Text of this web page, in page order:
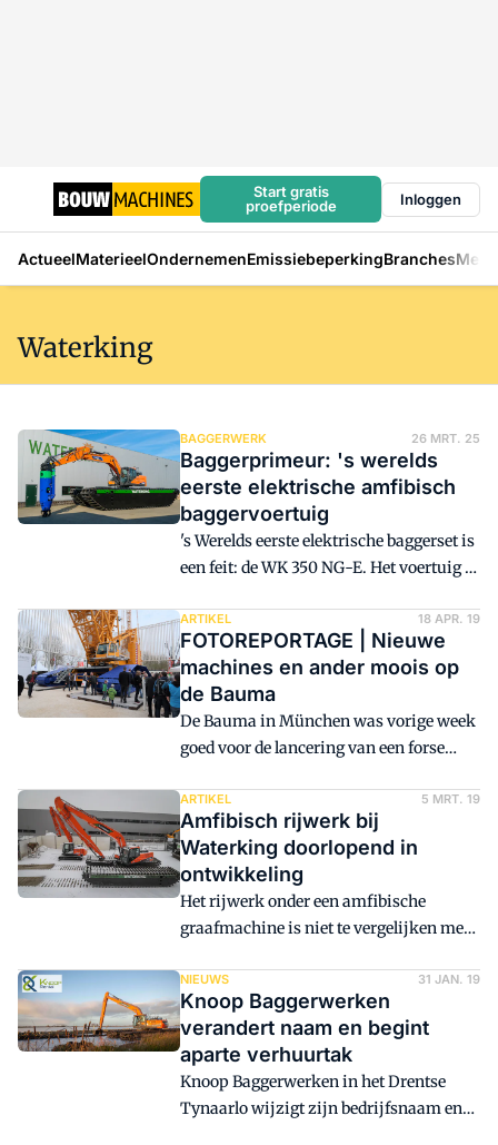
Start gratis
proefperiode
Inloggen
ActueelMaterieelOndernemenEmissiebeperkingBranches
Waterking
BAGGERWERK 26 MRT. 25
Baggerprimeur: 's werelds
eerste elektrische amfibisch
baggervoertuig
's Werelds eerste elektrische baggerset is
een feit: de WK 350 NG-E. Het voertuig is
Waterking.
ARTIKEL 18 APR. 19
FOTOREPORTAGE | Nieuwe
machines en ander moois op
de Bauma
De Bauma in München was vorige week
goed voor de lancering van een forse
er nog heel veel ander moois te zien.
Bekijk hieronder een fotoreportage om
een indruk te krijgen. Onder elke foto
staat steeds een toelichtende tekst.
ARTIKEL 5 MRT. 19
Amfibisch rijwerk bij
Waterking doorlopend in
ontwikkeling
Het rijwerk onder een amfibische
graafmachine is niet te vergelijken met
werken in het water in combinatie met
extreem breed loopwerk vereist
technisch gezien nogal wat. Extra
krachtige rijmotoren, meerdere
kettingen. Dan nog is slijtage niet te
vermijden. Om die te beteugelen, staat de
NIEUWS 31 JAN. 19
Knoop Baggerwerken
verandert naam en begint
aparte verhuurtak
Knoop Baggerwerken in het Drentse
Tynaarlo wijzigt zijn bedrijfsnaam en